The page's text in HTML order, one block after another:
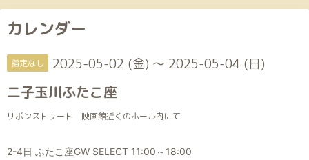
カレンダー
指定なし 2025-05-02 (金) ～ 2025-05-04 (日)
二子玉川ふたこ座
リボンストリート 映画館近くのホール内にて
2-4日 ふたこ座GW SELECT 11:00～18:00